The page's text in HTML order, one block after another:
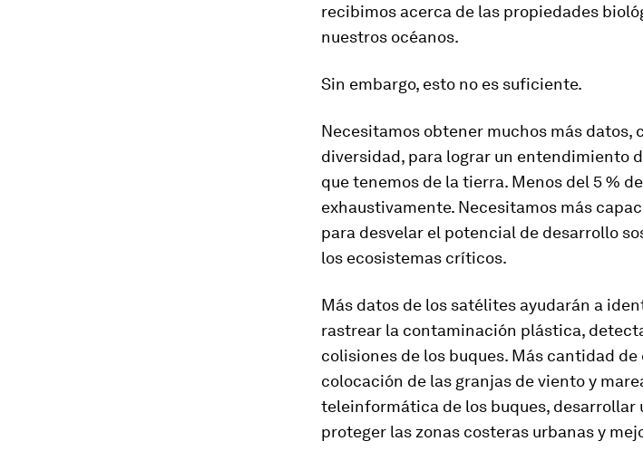
recibimos acerca de las propiedades
nuestros océanos.
Sin embargo, esto no es suficiente.
Necesitamos obtener muchos más datos,
diversidad, para lograr un entendimiento
que tenemos de la tierra. Menos del 5 %
exhaustivamente. Necesitamos más
para desvelar el potencial de desarrollo
los ecosistemas críticos.
Más datos de los satélites ayudarán a
rastrear la contaminación plástica,
colisiones de los buques. Más cantidad
colocación de las granjas de viento y
teleinformática de los buques,
proteger las zonas costeras urbanas y